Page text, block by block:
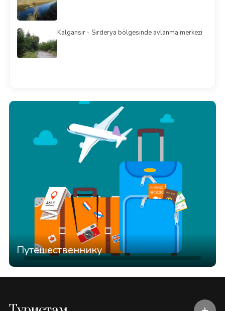
Kalgansır - Sırderya bölgesinde avlanma merkezi
Путешественнику